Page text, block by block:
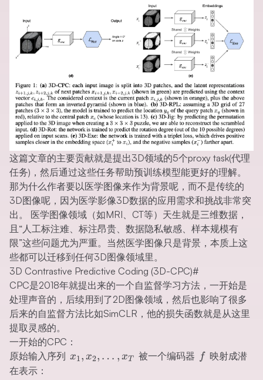
这篇文章的主要贡献就是提出3D领域的5个proxy task(代理
任务)，然后通过这些任务帮助预训练模型能更好的理解。
那为什么作者要以医学图像来作为背景呢，而不是传统的
3D图像呢，因为医学影像3D数据的应用需求和挑战非常突
出。 医学图像领域（如MRI、CT等）天生就是三维数据，
且“人工标注难、标注昂贵、数据隐私敏感、样本规模有
限”这些问题尤为严重。当然医学图像只是背景，本质上这
些都可以迁移到任何3D图像领域里。
3D Contrastive Predictive Coding (3D-CPC)#
CPC是2018年就提出来的一个自监督学习方法，一开始是
处理声音的，后续用到了2D图像领域，然后也影响了很多
后来的自监督方法比如SimCLR，他的损失函数就是从这里
提取灵感的。
一开始的CPC：
原始输入序列 x_{1},x_{2},\ldots,x_{T}
x1, x2, … , xT 被一个编码器 f 映射成潜
在表示：